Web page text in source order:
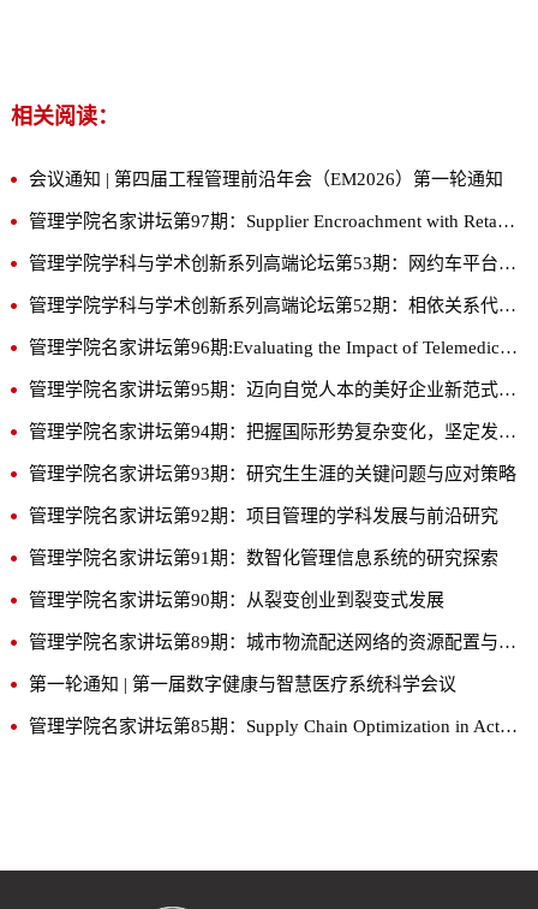
相关阅读：
会议通知 | 第四届工程管理前沿年会（EM2026）第一轮通知
管理学院名家讲坛第97期：Supplier Encroachment with Retailer Partial Upstream Ownership
管理学院学科与学术创新系列高端论坛第53期：网约车平台接入巡游出租车：按需城市出行生态治理研究
管理学院学科与学术创新系列高端论坛第52期：相依关系代价：前置仓的品类与库存优化设计
管理学院名家讲坛第96期:Evaluating the Impact of Telemedicine Services on Community Health: A County-Level Analysis
管理学院名家讲坛第95期：迈向自觉人本的美好企业新范式-从HW-BLM透视胖东来的成功模式及理论启示
管理学院名家讲坛第94期：把握国际形势复杂变化，坚定发展外向型经济
管理学院名家讲坛第93期：研究生生涯的关键问题与应对策略
管理学院名家讲坛第92期：项目管理的学科发展与前沿研究
管理学院名家讲坛第91期：数智化管理信息系统的研究探索
管理学院名家讲坛第90期：从裂变创业到裂变式发展
管理学院名家讲坛第89期：城市物流配送网络的资源配置与数智化协同调度问题研究
第一轮通知 | 第一届数字健康与智慧医疗系统科学会议
管理学院名家讲坛第85期：Supply Chain Optimization in Action